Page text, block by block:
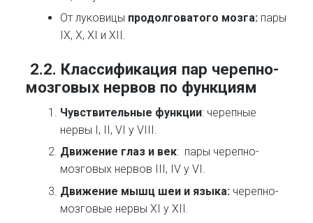
От луковицы продолговатого мозга: пары
IX, X, XI и XII.
2.2. Классификация пар черепно-
мозговых нервов по функциям
Чувствительные функции: черепные
нервы I, II, VI y VIII.
Движение глаз и век: пары черепно-
мозговых нервов III, IV y VI.
Движение мышц шеи и языка: черепно-
мозговые нервы XI y XII.